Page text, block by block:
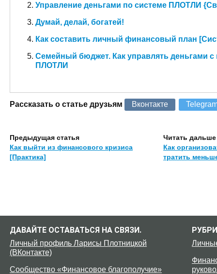
Управление деньгами по системе ПЛОТЛИ
Думай, делай, богатей!
Как составить личный финансовый план
Семейный бюджет. Как управлять деньгами
ПЛОТЛИ
Рассказать о статье друзьям Вконтакте
Предыдущая статья
Как выйти из финансового кризиса
[Практика]
Читать дальше
Как
тратить
ДАВАЙТЕ ОСТАВАТЬСЯ НА СВЯЗИ.
Личный профиль Ларисы Плотницкой
(ВКонтакте)
Сообщество «Финансовое благополучие»